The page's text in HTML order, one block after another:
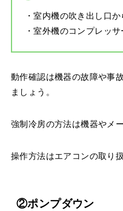
・室内機の吹き出し口
・室外機のコンプレッ
動作確認は機器の故障や事
ましょう。
強制冷房の方法は機器やメ
操作方法はエアコンの取り
②ポンプダウン